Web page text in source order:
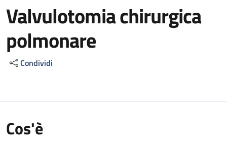
Valvulotomia chirurgica
polmonare
Condividi
Cos'è